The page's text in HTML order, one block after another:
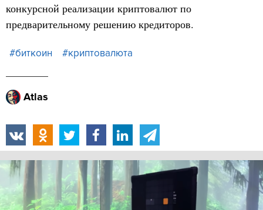
конкурсной реализации криптовалют по
предварительному решению кредиторов.
#биткоин #криптовалюта
Atlas